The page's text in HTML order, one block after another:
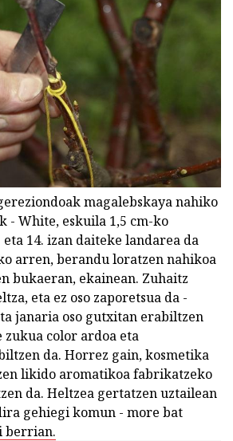
magalebskaya nahiko
- White, eskuila 1,5 cm-ko
14. izan daiteke landarea da
arren, berandu loratzen nahikoa
bukaeran, ekainean. Zuhaitz
eta ez oso zaporetsua da -
janaria oso gutxitan erabiltzen
color ardoa eta
da. Horrez gain, kosmetika
likido aromatikoa fabrikatzeko
da. Heltzea gertatzen uztailean
gehiegi komun - more bat
berrian.